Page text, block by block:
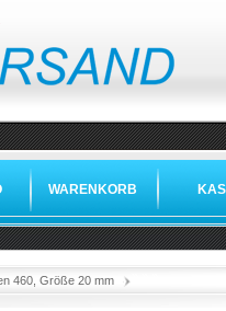
WARENKORB
460, Größe 20 mm